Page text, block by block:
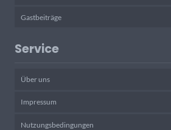
Gastbeiträge
Service
Über uns
Impressum
Nutzungsbedingungen